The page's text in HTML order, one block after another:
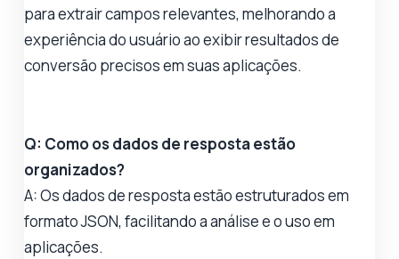
para extrair campos relevantes, melhorando a
experiência do usuário ao exibir resultados de
conversão precisos em suas aplicações.
Q: Como os dados de resposta estão
organizados?
A: Os dados de resposta estão estruturados em
formato JSON, facilitando a análise e o uso em
aplicações.